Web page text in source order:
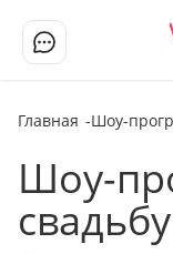
Главная Шоу-
Шоу-